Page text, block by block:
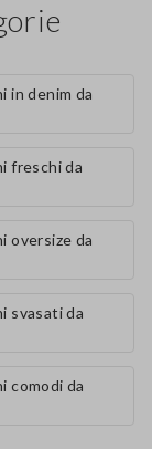
in denim da
freschi da
oversize da
svasati da
comodi da